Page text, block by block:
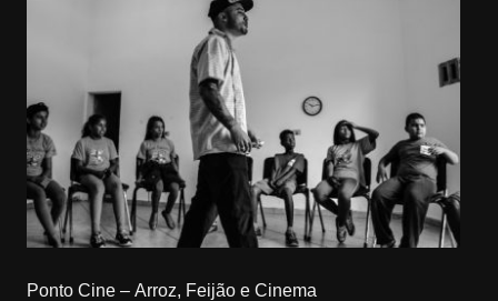
Ponto Cine – Arroz, Feijão e Cinema